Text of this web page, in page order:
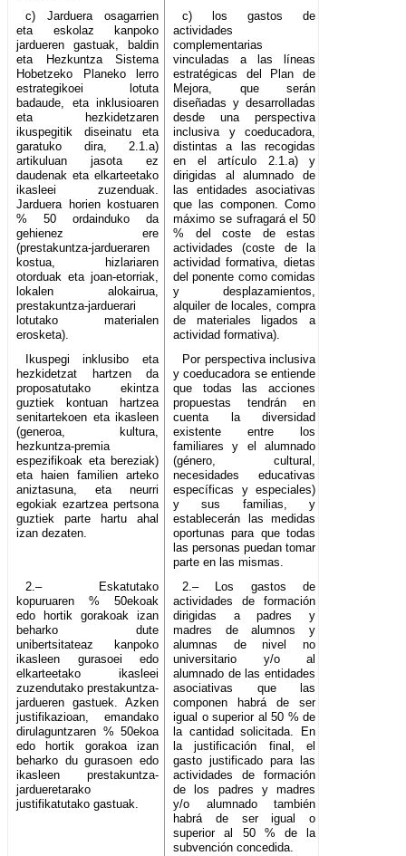
c) Jarduera osagarrien
eta eskolaz kanpoko
jardueren gastuak, baldin
eta Hezkuntza Sistema
Hobetzeko Planeko lerro
estrategikoei lotuta
badaude, eta inklusioaren
eta hezkidetzaren
ikuspegitik diseinatu eta
garatuko dira, 2.1.a)
artikuluan jasota ez
daudenak eta elkarteetako
ikasleei zuzenduak.
Jarduera horien kostuaren
% 50 ordainduko da
gehienez ere
(prestakuntza-jardueraren
kostua, hizlariaren
otorduak eta joan-etorriak,
lokalen alokairua,
prestakuntza-jarduerari
lotutako materialen
erosketa).
c) los gastos de
actividades
complementarias
vinculadas a las líneas
estratégicas del Plan de
Mejora, que serán
diseñadas y desarrolladas
desde una perspectiva
inclusiva y coeducadora,
distintas a las recogidas
en el artículo 2.1.a) y
dirigidas al alumnado de
las entidades asociativas
que las componen. Como
máximo se sufragará el 50
% del coste de estas
actividades (coste de la
actividad formativa, dietas
del ponente como comidas
y desplazamientos,
alquiler de locales, compra
de materiales ligados a
actividad formativa).
Ikuspegi inklusibo eta
hezkidetzat hartzen da
proposatutako ekintza
guztiek kontuan hartzea
senitartekoen eta ikasleen
(generoa, kultura,
hezkuntza-premia
espezifikoak eta bereziak)
eta haien familien arteko
aniztasuna, eta neurri
egokiak ezartzea pertsona
guztiek parte hartu ahal
izan dezaten.
Por perspectiva inclusiva
y coeducadora se entiende
que todas las acciones
propuestas tendrán en
cuenta la diversidad
existente entre los
familiares y el alumnado
(género, cultural,
necesidades educativas
específicas y especiales)
y sus familias, y
establecerán las medidas
oportunas para que todas
las personas puedan tomar
parte en las mismas.
2.– Eskatutako
kopuruaren % 50ekoak
edo hortik gorakoak izan
beharko dute
unibertsitateaz kanpoko
ikasleen gurasoei edo
elkarteetako ikasleei
zuzendutako prestakuntza-
jardueren gastuek. Azken
justifikazioan, emandako
dirulaguntzaren % 50ekoa
edo hortik gorakoa izan
beharko du gurasoen edo
ikasleen prestakuntza-
jardueretarako
justifikatutako gastuak.
2.– Los gastos de
actividades de formación
dirigidas a padres y
madres de alumnos y
alumnas de nivel no
universitario y/o al
alumnado de las entidades
asociativas que las
componen habrá de ser
igual o superior al 50 % de
la cantidad solicitada. En
la justificación final, el
gasto justificado para las
actividades de formación
de los padres y madres
y/o alumnado también
habrá de ser igual o
superior al 50 % de la
subvención concedida.